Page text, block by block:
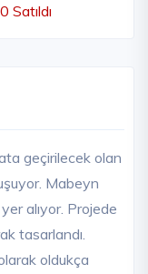
Satıldı
geçirilecek olan
Mabeyn
alıyor. Projede
tasarlandı.
oldukça